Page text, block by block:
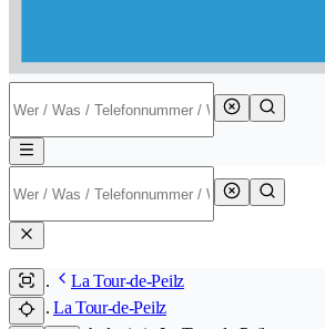
La Tour-de-Peilz
La Tour-de-Peilz